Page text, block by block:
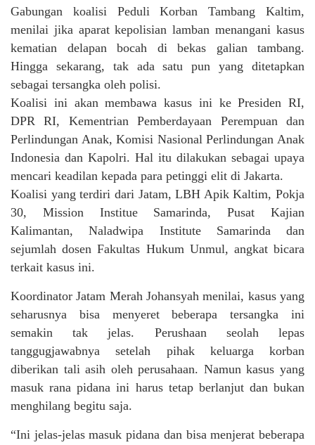
Gabungan koalisi Peduli Korban Tambang Kaltim,
menilai jika aparat kepolisian lamban menangani kasus
kematian delapan bocah di bekas galian tambang.
Hingga sekarang, tak ada satu pun yang ditetapkan
sebagai tersangka oleh polisi.
Koalisi ini akan membawa kasus ini ke Presiden RI,
DPR RI, Kementrian Pemberdayaan Perempuan dan
Perlindungan Anak, Komisi Nasional Perlindungan Anak
Indonesia dan Kapolri. Hal itu dilakukan sebagai upaya
mencari keadilan kepada para petinggi elit di Jakarta.
Koalisi yang terdiri dari Jatam, LBH Apik Kaltim, Pokja
30, Mission Institue Samarinda, Pusat Kajian
Kalimantan, Naladwipa Institute Samarinda dan
sejumlah dosen Fakultas Hukum Unmul, angkat bicara
terkait kasus ini.
Koordinator Jatam Merah Johansyah menilai, kasus yang
seharusnya bisa menyeret beberapa tersangka ini
semakin tak jelas. Perushaan seolah lepas
tanggugjawabnya setelah pihak keluarga korban
diberikan tali asih oleh perusahaan. Namun kasus yang
masuk rana pidana ini harus tetap berlanjut dan bukan
menghilang begitu saja.
“Ini jelas-jelas masuk pidana dan bisa menjerat beberapa